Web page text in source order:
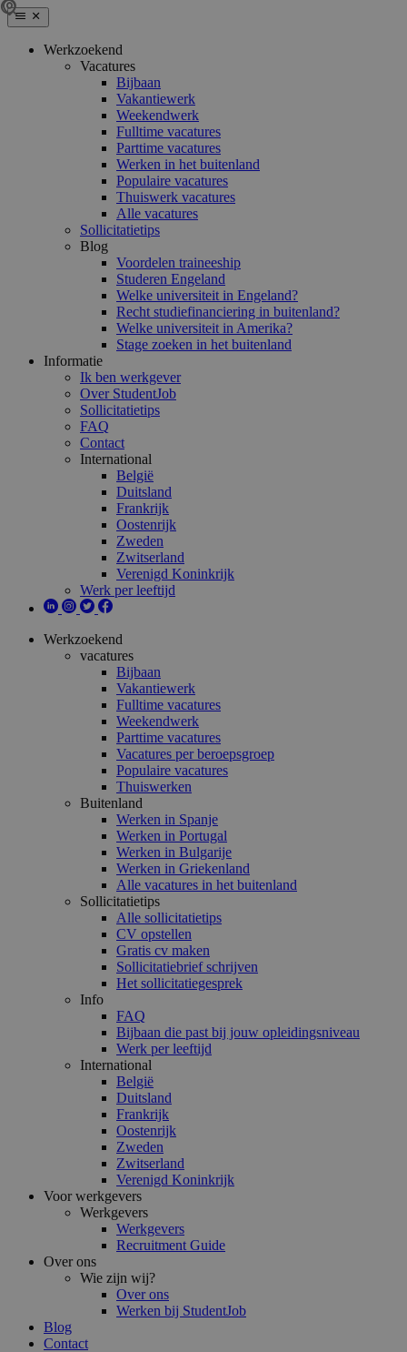
Werkzoekend
Vacatures
Bijbaan
Vakantiewerk
Weekendwerk
Fulltime vacatures
Parttime vacatures
Werken in het buitenland
Populaire vacatures
Thuiswerk vacatures
Alle vacatures
Sollicitatietips
Blog
Voordelen traineeship
Studeren Engeland
Welke universiteit in Engeland?
Recht studiefinanciering in buitenland?
Welke universiteit in Amerika?
Stage zoeken in het buitenland
Informatie
Ik ben werkgever
Over StudentJob
Sollicitatietips
FAQ
Contact
International
België
Duitsland
Frankrijk
Oostenrijk
Zweden
Zwitserland
Verenigd Koninkrijk
Werk per leeftijd
Werkzoekend
vacatures
Bijbaan
Vakantiewerk
Fulltime vacatures
Weekendwerk
Parttime vacatures
Vacatures per beroepsgroep
Populaire vacatures
Thuiswerken
Buitenland
Werken in Spanje
Werken in Portugal
Werken in Bulgarije
Werken in Griekenland
Alle vacatures in het buitenland
Sollicitatietips
Alle sollicitatietips
CV opstellen
Gratis cv maken
Sollicitatiebrief schrijven
Het sollicitatiegesprek
Info
FAQ
Bijbaan die past bij jouw opleidingsniveau
Werk per leeftijd
International
België
Duitsland
Frankrijk
Oostenrijk
Zweden
Zwitserland
Verenigd Koninkrijk
Voor werkgevers
Werkgevers
Werkgevers
Recruitment Guide
Over ons
Wie zijn wij?
Over ons
Werken bij StudentJob
Blog
Contact